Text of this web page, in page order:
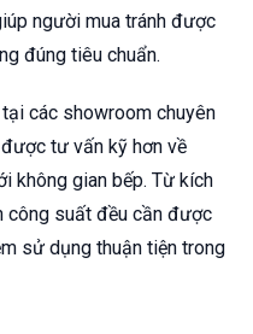
người mua tránh được
đúng tiêu chuẩn.
các showroom chuyên
tư vấn kỹ hơn về
không gian bếp. Từ kích
công suất đều cần được
sử dụng thuận tiện trong